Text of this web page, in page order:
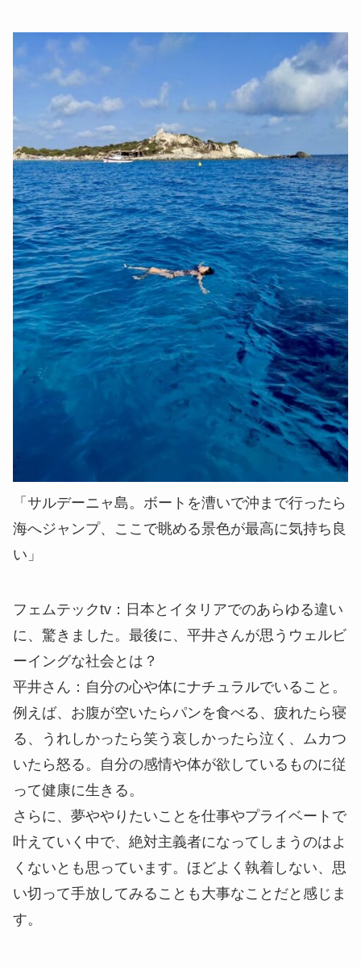
「サルデーニャ島。ボートを漕いで沖まで行ったら
海へジャンプ、ここで眺める景色が最高に気持ち良
い」
フェムテックtv： 日本とイタリアでのあらゆる違い
に、驚きました。最後に、平井さんが思うウェルビ
ーイングな社会とは？
平井さん： 自分の心や体にナチュラルでいること。
例えば、お腹が空いたらパンを食べる、疲れたら寝
る、うれしかったら笑う哀しかったら泣く、ムカつ
いたら怒る。自分の感情や体が欲しているものに従
って健康に生きる。
さらに、夢ややりたいことを仕事やプライベートで
叶えていく中で、絶対主義者になってしまうのはよ
くないとも思っています。ほどよく執着しない、思
い切って手放してみることも大事なことだと感じま
す。